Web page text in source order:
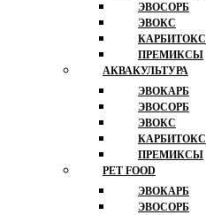
ЭВОСОРБ
ЭВОКС
КАРБИТОКС
ПРЕМИКСЫ
АКВАКУЛЬТУРА
ЭВОКАРБ
ЭВОСОРБ
ЭВОКС
КАРБИТОКС
ПРЕМИКСЫ
PET FOOD
ЭВОКАРБ
ЭВОСОРБ